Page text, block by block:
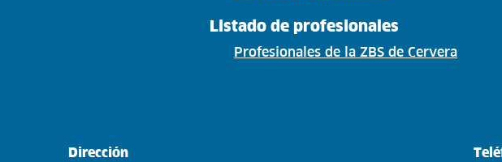
Listado de profesionales
Profesionales de la ZBS de Cervera
Dirección